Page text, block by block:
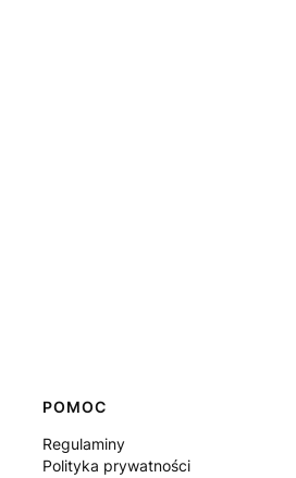
POMOC
Regulaminy
Polityka prywatności